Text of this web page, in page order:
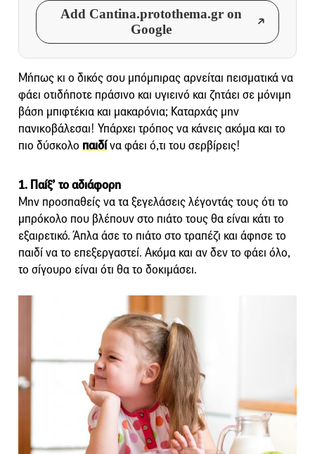
Add Cantina.protothema.gr on
Google
Μήπως κι ο δικός σου μπόμπιρας αρνείται πεισματικά να
φάει οτιδήποτε πράσινο και υγιεινό και ζητάει σε μόνιμη
βάση μπιφτέκια και μακαρόνια; Καταρχάς μην
πανικοβάλεσαι! Υπάρχει τρόπος να κάνεις ακόμα και το
πιο δύσκολο παιδίνα φάει ό,τι του σερβίρεις!
1. Παίξ’ το αδιάφορη
Μην προσπαθείς να τα ξεγελάσεις λέγοντάς τους ότι το
μπρόκολο που βλέπουν στο πιάτο τους θα είναι κάτι το
εξαιρετικό. Άπλα άσε το πιάτο στο τραπέζι και άφησε το
παιδί να το επεξεργαστεί. Ακόμα και αν δεν το φάει όλο,
το σίγουρο είναι ότι θα το δοκιμάσει.